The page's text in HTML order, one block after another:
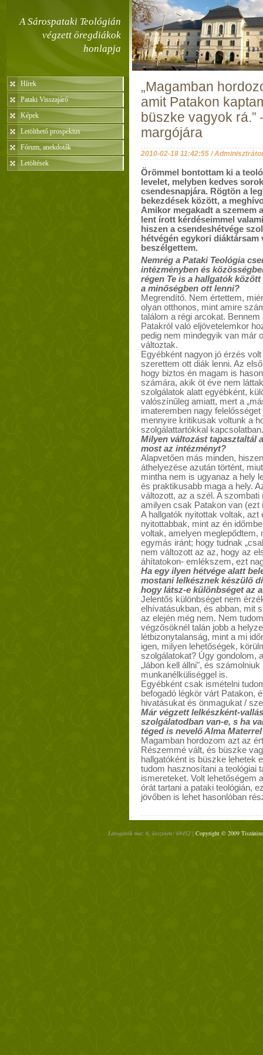
A Sárospataki Teológián
végzett öregdiákok
honlapja
Hírek
Pataki Visszajáró
Képek
Letölthető prospektus
Fórum, anekdoták
Letöltések
„Magamban
amit Patakon
büszke vagyok
margójára
2010-02-18 11:42:55 /
Örömmel bontottam ki a
levelet, melyben kedves
csendesnapjára. Rögtön a
bekezdések között, a
Amikor megakadt a szemem
lent írott kérdéseimmel
hiszen a csendeshétvége
hétvégén egykori
beszélgettem.
Nemrég a Pataki Teológia
intézményben és
régen Te is a hallgatók
a minőségben ott lenni?
Megrendítő. Nem értettem,
olyan otthonos, mint amire
találom a régi arcokat.
Patakról való eljövetelemkor
pedig nem mindegyik van már
változtak.
Egyébként nagyon jó érzés
szerettem ott diák lenni. Az
hogy biztos én magam is
számára, akik öt éve nem
szolgálatok alatt egyébként,
valószínűleg amiatt, mert a
imateremben nagy
mennyire kritikusak voltunk a
szolgálattartókkal
Milyen változást tapasztaltál
most az intézményt?
Alapvetően más minden,
áthelyezése azután történt,
mintha nem is ugyanaz a hely
és praktikusabb maga a hely.
változott, az a szél. A
amilyen csak Patakon van (ezt
A hallgatók nyitottak voltak,
nyitottabbak, mint az én
voltak, amelyen meglepődtem,
egymás iránt; hogy tudnak
nem változott az az, hogy az
áhítatokon- emlékszem, ezt
Ha egy ilyen hétvége alatt
mostani lelkésznek készülő
hogy látsz-e különbséget az
Jelentős különbséget nem
elhívatásukban, és abban, mit
az elején még nem. Nem
végzősöknél talán jobb a
létbizonytalanság, mint a mi
igen, milyen lehetőségek,
szolgálatokat? Úgy gondolom,
„lábon kell állni", és
munkanélküliséggel is.
Egyébként csak ismételni
befogadó légkör várt Patakon,
hivatásukat és önmagukat /
Már végzett lelkészként-
szolgálatodban van-e, s ha
téged is nevelő Alma
Magamban hordozom azt az
Részemmé vált, és büszke
hallgatóként is büszke lehetek
tudom hasznosítani a teológiai
ismereteket. Volt lehetőségem
órát tartani a pataki teológián,
jövőben is lehet hasonlóban
Látogatók ma: 6, összesen: 68452 | Copyright © 2009